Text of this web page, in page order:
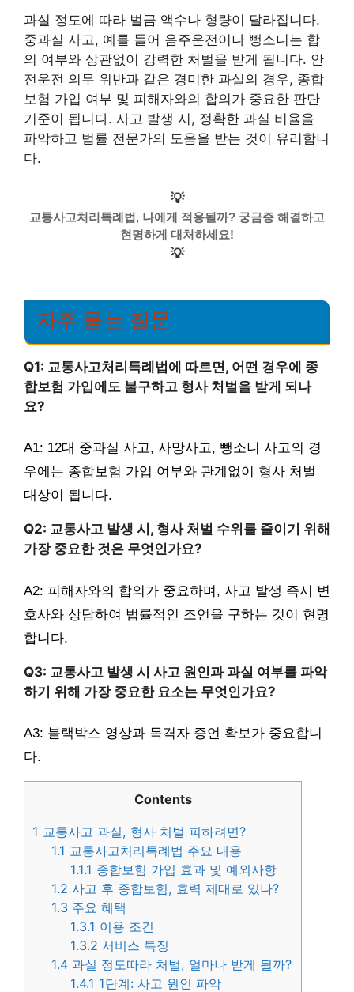
과실 정도에 따라 벌금 액수나 형량이 달라집니다.
중과실 사고, 예를 들어 음주운전이나 뺑소니는 합
의 여부와 상관없이 강력한 처벌을 받게 됩니다. 안
전운전 의무 위반과 같은 경미한 과실의 경우, 종합
보험 가입 여부 및 피해자와의 합의가 중요한 판단
기준이 됩니다. 사고 발생 시, 정확한 과실 비율을
파악하고 법률 전문가의 도움을 받는 것이 유리합니
다.
💡
교통사고처리특례법, 나에게 적용될까? 궁금증 해결하고
현명하게 대처하세요!
💡
자주 묻는 질문
Q1: 교통사고처리특례법에 따르면, 어떤 경우에 종
합보험 가입에도 불구하고 형사 처벌을 받게 되나
요?
A1: 12대 중과실 사고, 사망사고, 뺑소니 사고의 경
우에는 종합보험 가입 여부와 관계없이 형사 처벌
대상이 됩니다.
Q2: 교통사고 발생 시, 형사 처벌 수위를 줄이기 위해
가장 중요한 것은 무엇인가요?
A2: 피해자와의 합의가 중요하며, 사고 발생 즉시 변
호사와 상담하여 법률적인 조언을 구하는 것이 현명
합니다.
Q3: 교통사고 발생 시 사고 원인과 과실 여부를 파악
하기 위해 가장 중요한 요소는 무엇인가요?
A3: 블랙박스 영상과 목격자 증언 확보가 중요합니
다.
Contents
1 교통사고 과실, 형사 처벌 피하려면?
1.1 교통사고처리특례법 주요 내용
1.1.1 종합보험 가입 효과 및 예외사항
1.2 사고 후 종합보험, 효력 제대로 있나?
1.3 주요 혜택
1.3.1 이용 조건
1.3.2 서비스 특징
1.4 과실 정도따라 처벌, 얼마나 받게 될까?
1.4.1 1단계: 사고 원인 파악